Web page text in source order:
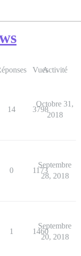
VuesActivité
14 3798
Octobre 31,
2018
0 1173
Septembre
28, 2018
1 1460
Septembre
20, 2018